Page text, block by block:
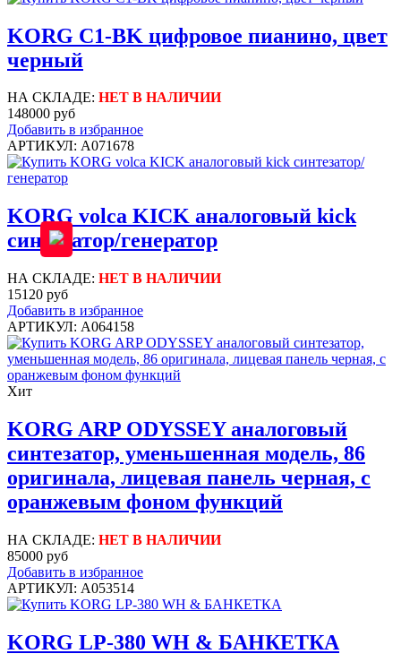
KORG C1-BK цифровое пианино, цвет
черный
НА СКЛАДЕ: НЕТ В НАЛИЧИИ
148000 руб
Добавить в избранное
АРТИКУЛ: A071678
KORG volca KICK аналоговый kick
синтезатор/генератор
НА СКЛАДЕ: НЕТ В НАЛИЧИИ
15120 руб
Добавить в избранное
АРТИКУЛ: A064158
Хит
KORG ARP ODYSSEY аналоговый
синтезатор, уменьшенная модель, 86
оригинала, лицевая панель черная, с
оранжевым фоном функций
НА СКЛАДЕ: НЕТ В НАЛИЧИИ
85000 руб
Добавить в избранное
АРТИКУЛ: A053514
KORG LP-380 WH & БАНКЕТКА